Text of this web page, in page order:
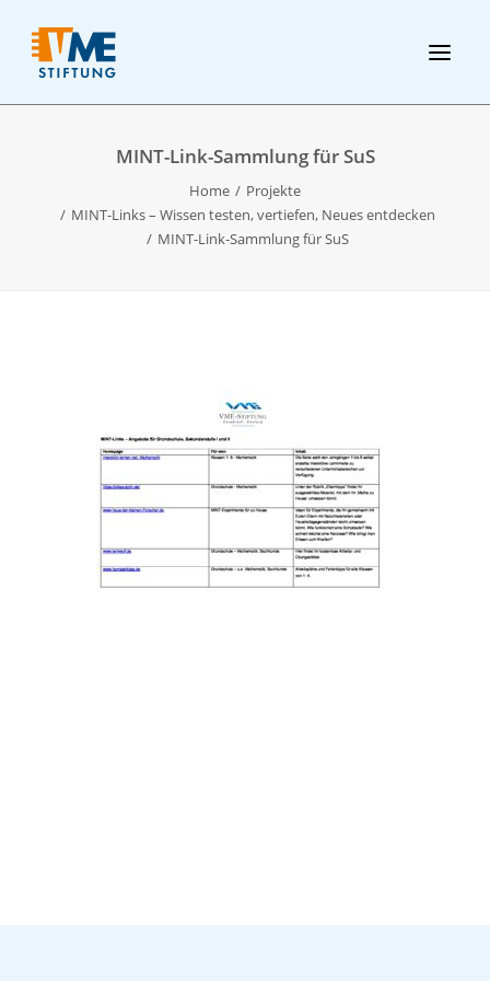
MINT-Link-Sammlung für SuS
Home
Projekte
MINT-Links – Wissen testen, vertiefen, Neues entdecken
MINT-Link-Sammlung für SuS